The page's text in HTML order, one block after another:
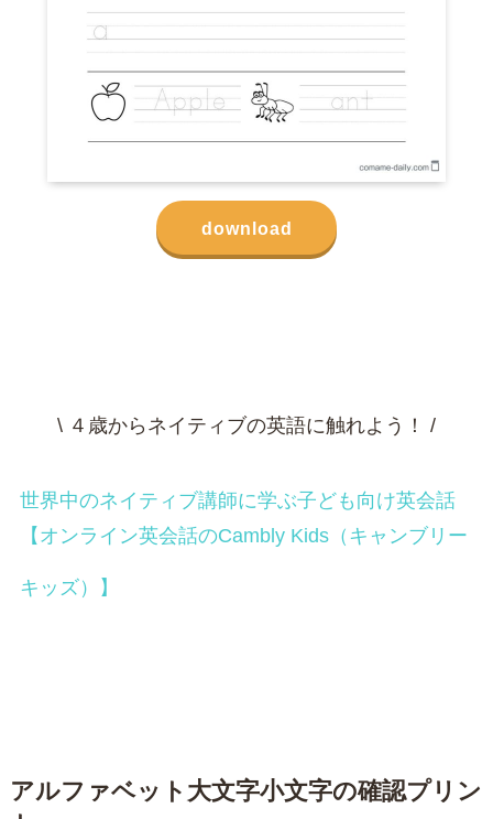
download
\ ４歳からネイティブの英語に触れよう！ /
世界中のネイティブ講師に学ぶ子ども向け英会話
【オンライン英会話のCambly Kids（キャンブリー
キッズ）】
アルファベット大文字小文字の確認プリン